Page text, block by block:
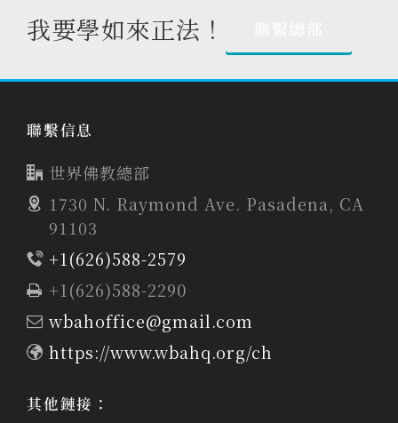
我要學如來正法！
聯繫信息
世界佛教總部
1730 N. Raymond Ave. Pasadena, CA
91103
+1(626)588-2579
+1(626)588-2290
wbahoffice@gmail.com
https://www.wbahq.org/ch
其他鏈接：